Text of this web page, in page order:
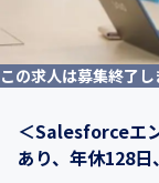
この求人は募集終了し
＜Salesforceエ
あり、年休128日